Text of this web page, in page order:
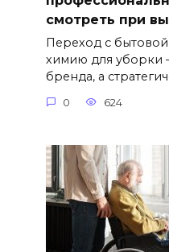
смотреть при
Переход с
химию для уборки
бренда, а
0 624